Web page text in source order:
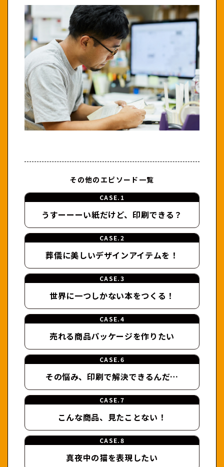
その他のエピソード一覧
CASE.1
うすーーーい紙だけど、 印刷できる？
CASE.2
葬儀に美しいデザインアイテムを！
CASE.3
世界に一つしかない本をつくる！
CASE.4
売れる商品パッケージを作りたい
CASE.6
その悩み、 印刷で解決できるんだ…
CASE.7
こんな商品、 見たことない！
CASE.8
真夜中の猫を表現したい